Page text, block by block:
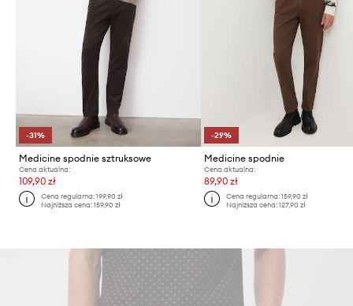
-31%
Medicine spodnie sztruksowe
Cena aktualna:
109,90 zł
Cena regularna:199,90 zł
Najniższa cena:159,90 zł
-29%
Medicine spodnie
Cena aktualna:
89,90 zł
Cena regularna: 159,90 zł
Najniższa cena: 127,90 zł